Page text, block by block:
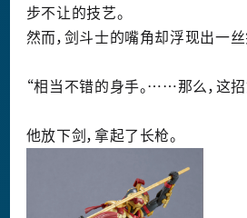
步不让的技艺。
然而，剑斗士的嘴角却浮现出一丝
“相当不错的身手。……那么，这招
他放下剑，拿起了长枪。